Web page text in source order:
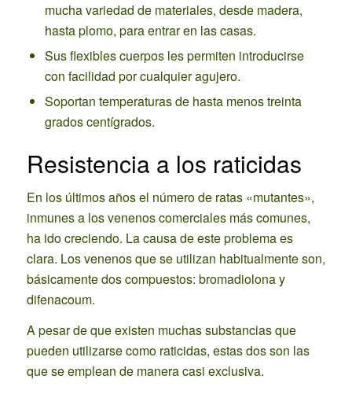
mucha variedad de materiales, desde madera,
hasta plomo, para entrar en las casas.
Sus flexibles cuerpos les permiten introducirse
con facilidad por cualquier agujero.
Soportan temperaturas de hasta menos treinta
grados centígrados.
Resistencia a los raticidas
En los últimos años el número de ratas «mutantes»,
inmunes a los venenos comerciales más comunes,
ha ido creciendo. La causa de este problema es
clara. Los venenos que se utilizan habitualmente son,
básicamente dos compuestos: bromadiolona y
difenacoum.
A pesar de que existen muchas substancias que
pueden utilizarse como raticidas, estas dos son las
que se emplean de manera casi exclusiva.